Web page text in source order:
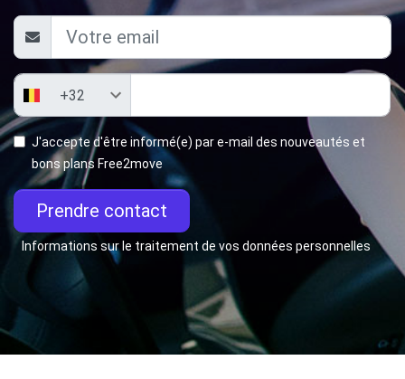
J'accepte d'être informé(e) par e-mail des nouveautés et
bons plans Free2move
Prendre contact
Informations sur le traitement de vos données personnelles